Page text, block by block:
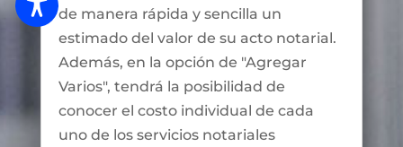
de manera rápida y sencilla un
estimado del valor de su acto notarial.
Además, en la opción de "Agregar
Varios", tendrá la posibilidad de
conocer el costo individual de cada
uno de los servicios notariales